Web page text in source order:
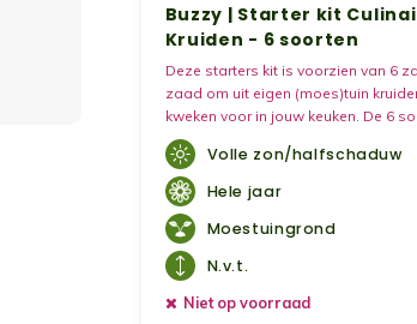
Buzzy | Starter kit
Kruiden - 6 soorten
Deze starters kit is voorzien van 6
zaad om uit eigen (moes)tuin
kweken voor in jouw keuken. De 6
zakjes bestaan uit de volgende
peterselie, dille, koriander, bieslook,
basilicum, tijm.
Volle zon/halfschaduw
Hele jaar
Moestuingrond
N.v.t.
Niet op voorraad